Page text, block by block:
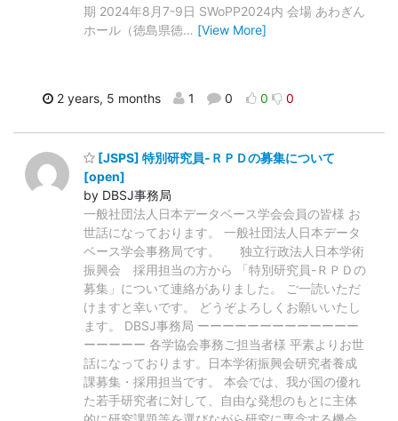
期 2024年8月7-9日 SWoPP2024内 会場 あわぎん
ホール（徳島県徳… [View More]
2 years, 5 months 1 0 0 0
[JSPS] 特別研究員-ＲＰＤの募集について
[open]
by DBSJ事務局
一般社団法人日本データベース学会会員の皆様 お
世話になっております。 一般社団法人日本データ
ベース学会事務局です。 独立行政法人日本学術
振興会 採用担当の方から 「特別研究員-ＲＰＤの
募集」について連絡がありました。 ご一読いただ
けますと幸いです。 どうぞよろしくお願いいたし
ます。 DBSJ事務局 ーーーーーーーーーーーーー
ーーーーー 各学協会事務ご担当者様 平素よりお世
話になっております。日本学術振興会研究者養成
課募集・採用担当です。 本会では、我が国の優れ
た若手研究者に対して、自由な発想のもとに主体